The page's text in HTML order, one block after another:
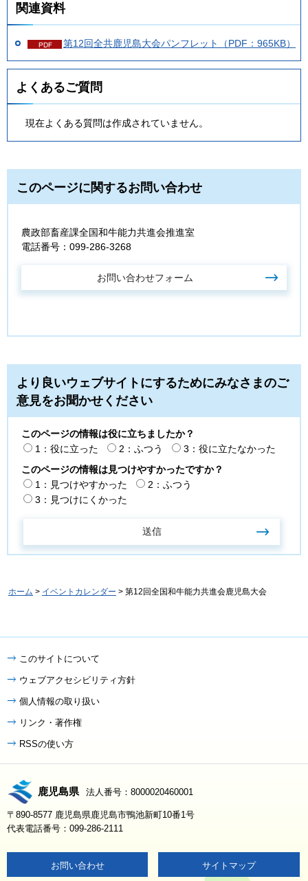
関連資料
第12回全共鹿児島大会パンフレット（PDF：965KB）
よくあるご質問
現在よくある質問は作成されていません。
このページに関するお問い合わせ
農政部畜産課全国和牛能力共進会推進室
電話番号：099-286-3268
より良いウェブサイトにするためにみなさまのご
意見をお聞かせください
このページの情報は役に立ちましたか？
1：役に立った
2：ふつう
3：役に立たなかった
このページの情報は見つけやすかったですか？
1：見つけやすかった
2：ふつう
3：見つけにくかった
ホーム > イベントカレンダー > 第12回全国和牛能力共進会鹿児島大会
このサイトについて
ウェブアクセシビリティ方針
個人情報の取り扱い
リンク・著作権
RSSの使い方
鹿児島県 法人番号：8000020460001
〒890-8577 鹿児島県鹿児島市鴨池新町10番1号
代表電話番号：099-286-2111
お問い合わせ サイトマップ